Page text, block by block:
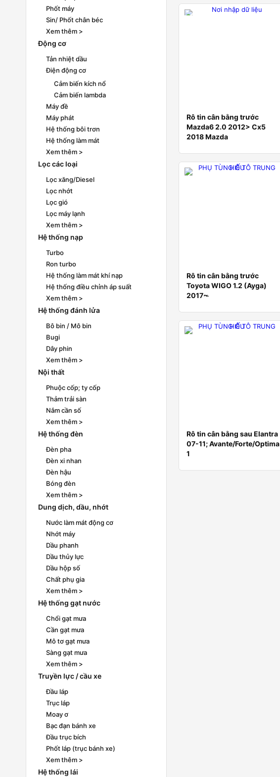
Phốt máy
Sin/ Phốt chân béc
Xem thêm >
Động cơ
Tản nhiệt dầu
Điện động cơ
Cảm biến kích nổ
Cảm biến lambda
Máy đề
Máy phát
Hệ thống bôi trơn
Hệ thống làm mát
Xem thêm >
Lọc các loại
Lọc xăng/Diesel
Lọc nhớt
Lọc gió
Lọc máy lạnh
Xem thêm >
Hệ thống nạp
Turbo
Ron turbo
Hệ thống làm mát khí nạp
Hệ thống điều chỉnh áp suất
Xem thêm >
Hệ thống đánh lửa
Bô bin / Mô bin
Bugi
Dây phin
Xem thêm >
Nội thất
Phuộc cốp; ty cốp
Thảm trải sàn
Nắm cần số
Xem thêm >
Hệ thống đèn
Đèn pha
Đèn xi nhan
Đèn hậu
Bóng đèn
Xem thêm >
Dung dịch, dầu, nhớt
Nước làm mát động cơ
Nhớt máy
Dầu phanh
Dầu thủy lực
Dầu hộp số
Chất phụ gia
Xem thêm >
Hệ thống gạt nước
Chổi gạt mưa
Cần gạt mưa
Mô tơ gạt mưa
Sàng gạt mưa
Xem thêm >
Truyền lực / cầu xe
Đầu láp
Trục láp
Moay ơ
Bạc đạn bánh xe
Đầu trục bích
Phốt láp (trục bánh xe)
Xem thêm >
Hệ thống lái
Rô tin cân bằng trước
Mazda6 2.0 2012> Cx5
2018 Mazda
Rô tin cân bằng trước
Toyota WIGO 1.2 (Ayga)
2017~ ̵
Rô tin cân bằng sau Elantra
07-11; Avante/Forte/Optima
1